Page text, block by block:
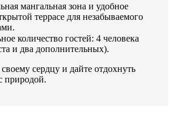
мангальная зона и удобное
террасе для незабываемого
количество гостей: 4 человека
и два дополнительных).
сердцу и дайте отдохнуть
природой.